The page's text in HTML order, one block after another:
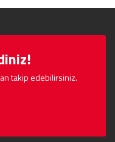
takip edebilirsiniz.